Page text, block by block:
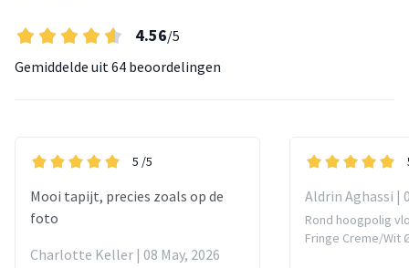
4.56/5
Gemiddelde uit 64 beoordelingen
5 /5
Mooi tapijt, precies zoals op de
foto
Charlotte Keller | 08 May, 2026
Aldrin Aghassi |
Rond hoogpolig
Fringe Creme/Wit